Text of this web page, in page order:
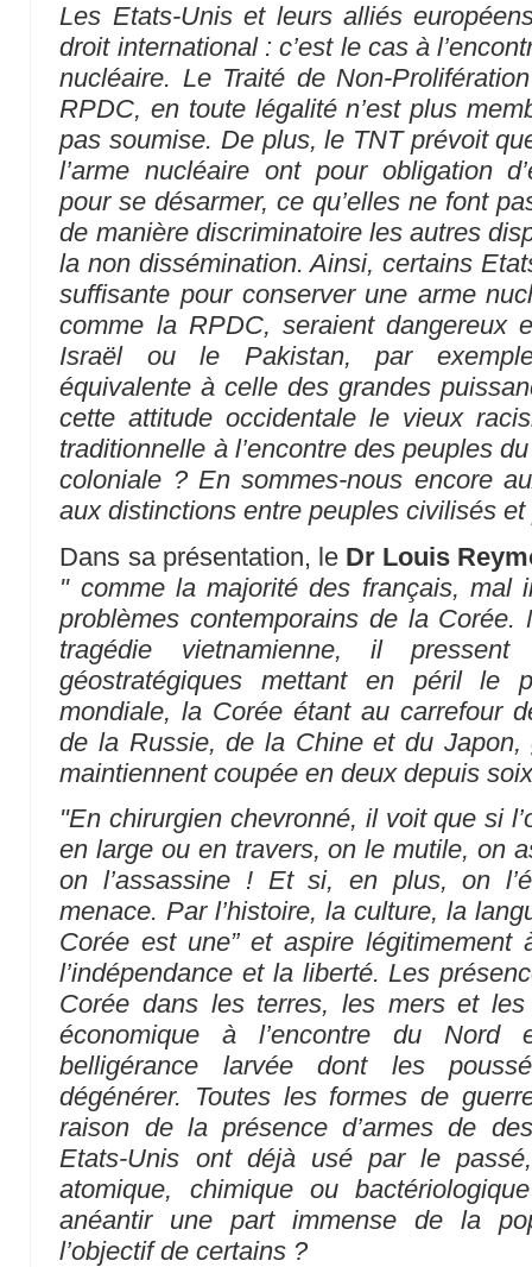
Les Etats-Unis et leurs alliés
droit international : c’est le cas à
nucléaire. Le Traité de Non-
RPDC, en toute légalité n’est plus
pas soumise. De plus, le TNT prévoit
l’arme nucléaire ont pour obligation
pour se désarmer, ce qu’elles ne font
de manière discriminatoire les autres
la non dissémination. Ainsi, certains
suffisante pour conserver une arme
comme la RPDC, seraient dangereux
Israël ou le Pakistan, par
équivalente à celle des grandes
cette attitude occidentale le vieux
traditionnelle à l’encontre des peuples
coloniale ? En sommes-nous encore
aux distinctions entre peuples civilisés
Dans sa présentation, le Dr Louis
" comme la majorité des français, mal
problèmes contemporains de la
tragédie vietnamienne, il
géostratégiques mettant en péril le
mondiale, la Corée étant au carrefour
de la Russie, de la Chine et du Japon,
maintiennent coupée en deux depuis
"En chirurgien chevronné, il voit que si
en large ou en travers, on le mutile, on
on l’assassine ! Et si, en plus, on
menace. Par l’histoire, la culture, la
Corée est une” et aspire légitimement
l’indépendance et la liberté. Les
Corée dans les terres, les mers et
économique à l’encontre du Nord
belligérance larvée dont les
dégénérer. Toutes les formes de
raison de la présence d’armes de
Etats-Unis ont déjà usé par le
atomique, chimique ou
anéantir une part immense de la
l’objectif de certains ?